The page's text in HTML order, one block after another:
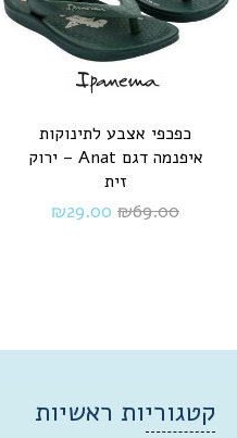
כפכפי אצבע לתינוקות
איפנמה דגם Anat – ירוק
זית
₪69.00
₪29.00
קטגוריות ראשיות